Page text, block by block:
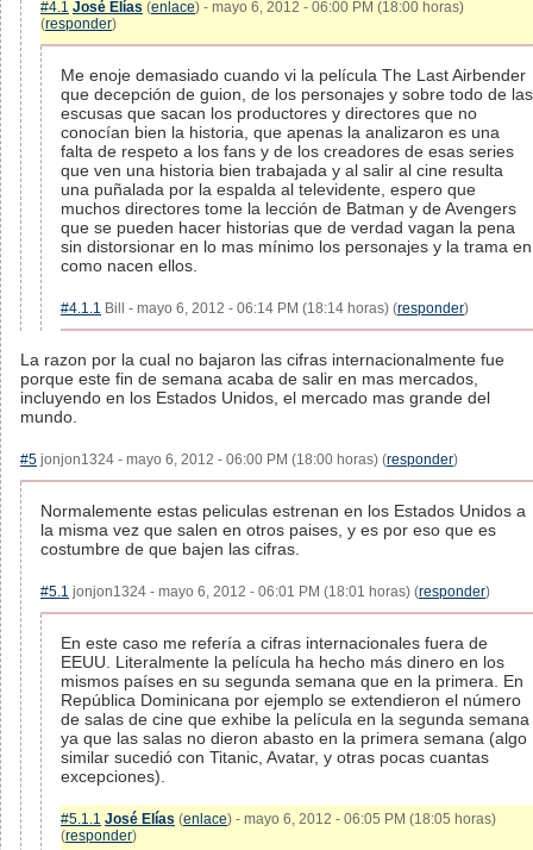
#4.1 José Elías (enlace) - mayo 6, 2012 - 06:00 PM (18:00 horas)
(responder)
Me enoje demasiado cuando vi la película The Last Airbender
que decepción de guion, de los personajes y sobre todo de las
escusas que sacan los productores y directores que no
conocían bien la historia, que apenas la analizaron es una
falta de respeto a los fans y de los creadores de esas series
que ven una historia bien trabajada y al salir al cine resulta
una puñalada por la espalda al televidente, espero que
muchos directores tome la lección de Batman y de Avengers
que se pueden hacer historias que de verdad vagan la pena
sin distorsionar en lo mas mínimo los personajes y la trama en
como nacen ellos.
#4.1.1 Bill - mayo 6, 2012 - 06:14 PM (18:14 horas) (responder)
La razon por la cual no bajaron las cifras internacionalmente fue
porque este fin de semana acaba de salir en mas mercados,
incluyendo en los Estados Unidos, el mercado mas grande del
mundo.
#5 jonjon1324 - mayo 6, 2012 - 06:00 PM (18:00 horas) (responder)
Normalemente estas peliculas estrenan en los Estados Unidos a
la misma vez que salen en otros paises, y es por eso que es
costumbre de que bajen las cifras.
#5.1 jonjon1324 - mayo 6, 2012 - 06:01 PM (18:01 horas) (responder)
En este caso me refería a cifras internacionales fuera de
EEUU. Literalmente la película ha hecho más dinero en los
mismos países en su segunda semana que en la primera. En
República Dominicana por ejemplo se extendieron el número
de salas de cine que exhibe la película en la segunda semana
ya que las salas no dieron abasto en la primera semana (algo
similar sucedió con Titanic, Avatar, y otras pocas cuantas
excepciones).
#5.1.1 José Elías (enlace) - mayo 6, 2012 - 06:05 PM (18:05 horas)
(responder)